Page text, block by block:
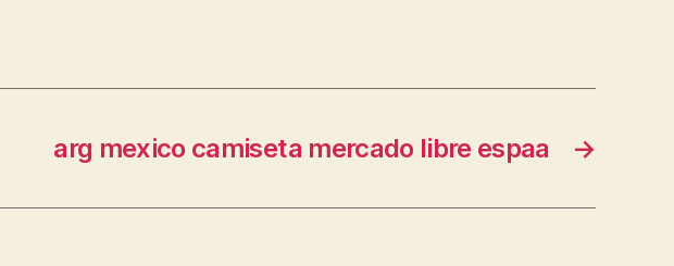
→
arg mexico camiseta mercado libre espaa